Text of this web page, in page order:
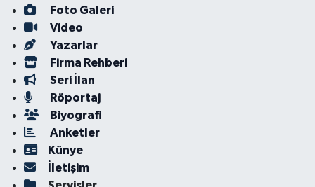
Foto Galeri
Video
Yazarlar
Firma Rehberi
Seri İlan
Röportaj
Biyografi
Anketler
Künye
İletişim